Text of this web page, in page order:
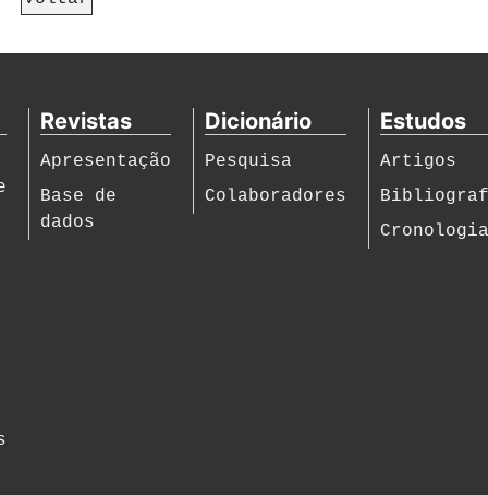
Revistas
Apresentação
Base de
dados
Dicionário
Pesquisa
Colaboradores
Estudos
Artigos